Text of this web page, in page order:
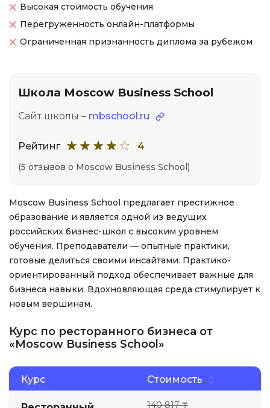
Высокая стоимость обучения
Перегруженность онлайн-платформы
Ограниченная признанность диплома за рубежом
Школа Moscow Business School
Сайт школы – mbschool.ru
Рейтинг 4
(5 отзывов о Moscow Business School)
Moscow Business School предлагает престижное
образование и является одной из ведущих
российских бизнес-школ с высоким уровнем
обучения. Преподаватели — опытные практики,
готовые делиться своими инсайтами. Практико-
ориентированный подход обеспечивает важные для
бизнеса навыки. Вдохновляющая среда стимулирует к
новым вершинам.
Курс по ресторанного бизнеса от
«Moscow Business School»
Курс Стоимость
140 817 ₸